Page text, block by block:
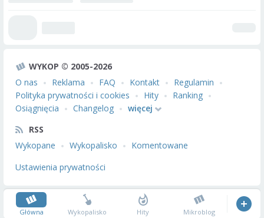
WYKOP © 2005-2026
O nas
Reklama FAQ Kontakt
Regulamin
Polityka prywatności i cookies
Hity
Ranking
Osiągnięcia
Changelog
więcej
RSS
Wykopane
Wykopalisko
Komentowane
Ustawienia prywatności
Główna Wykopalisko Hity Mikroblog